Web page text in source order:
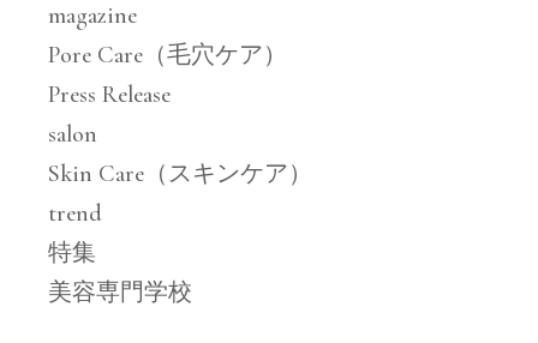
magazine
Pore Care（毛穴ケア）
Press Release
salon
Skin Care（スキンケア）
trend
特集
美容専門学校